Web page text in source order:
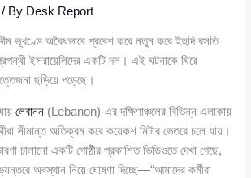
By Desk Report
ভূখণ্ডে অবৈধভাবে প্রবেশ করে নতুন করে ইহুদি বসতি
ইসরায়েলিদের একটি দল। এই ঘটনাকে ঘিরে
ছড়িয়ে পড়েছে।
লেবানন (Lebanon)-এর দক্ষিণাঞ্চলের বিভিন্ন এলাকায়
সীমান্ত অতিক্রম করে কয়েকশ মিটার ভেতরে চলে যায়।
চালানো একটি গোষ্ঠীর প্রকাশিত ভিডিওতে দেখা গেছে,
অবস্থান নিয়ে ঘোষণা দিচ্ছে—“আমাদের কর্মীরা